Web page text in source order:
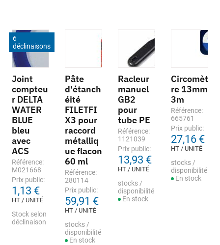
6
déclinaisons
Joint
compteu
r DELTA
WATER
BLUE
bleu
avec
ACS
Référence:
M021668
Prix public:
1,13 €
HT / UNITÉ
Stock selon
déclinaison
Pâte
d'étanch
éité
FILETFI
X3 pour
raccord
métalliq
ue flacon
60 ml
Référence:
280114
Prix public:
59,91 €
HT / UNITÉ
stocks /
disponibilité
En stock
Racleur
manuel
GB2
pour
tube PE
Référence:
1121039
Prix public:
13,93 €
HT / UNITÉ
stocks /
disponibilité
En stock
Circomèt
re 13mm
3m
Référence:
665761
Prix public:
27,16 €
HT / UNITÉ
stocks /
disponibilité
En stock